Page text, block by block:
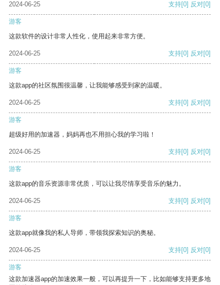
2024-06-25 支持[0] 反对[0]
游客
这款软件的设计非常人性化，使用起来非常方便。
2024-06-25 支持[0] 反对[0]
游客
这款app的社区氛围很温馨，让我能够感受到家的温暖。
2024-06-25 支持[0] 反对[0]
游客
超级好用的加速器，妈妈再也不用担心我的学习啦！
2024-06-25 支持[0] 反对[0]
游客
这款app的音乐资源非常优质，可以让我尽情享受音乐的魅力。
2024-06-25 支持[0] 反对[0]
游客
这款app就像我的私人导师，带领我探索知识的奥秘。
2024-06-25 支持[0] 反对[0]
游客
这款加速器app的加速效果一般，可以再提升一下，比如能够支持更多地